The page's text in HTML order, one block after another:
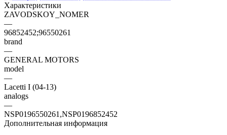
Характеристики
ZAVODSKOY_NOMER
—
96852452;96550261
brand
—
GENERAL MOTORS
model
—
Lacetti I (04-13)
analogs
—
NSP0196550261,NSP0196852452
Дополнительная информация